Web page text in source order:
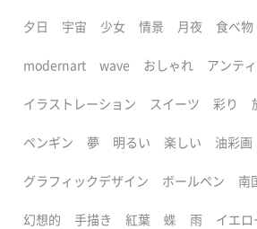
夕日 宇宙 少女 情景 月夜 食べ物
modernart wave おしゃれ アンテ
イラストレーション スイーツ 彩り
ペンギン 夢 明るい 楽しい 油彩画
グラフィックデザイン ボールペン 南
幻想的 手描き 紅葉 蝶 雨 イエロ